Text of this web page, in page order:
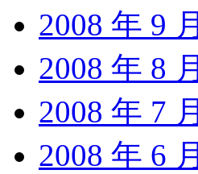
2008 年 9 月
2008 年 8 月
2008 年 7 月
2008 年 6 月